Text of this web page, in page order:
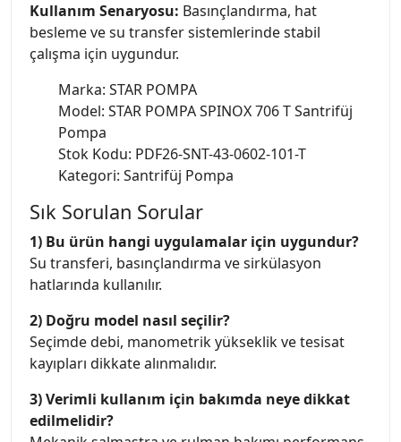
Kullanım Senaryosu: Basınçlandırma, hat
besleme ve su transfer sistemlerinde stabil
çalışma için uygundur.
Marka: STAR POMPA
Model: STAR POMPA SPINOX 706 T Santrifüj
Pompa
Stok Kodu: PDF26-SNT-43-0602-101-T
Kategori: Santrifüj Pompa
Sık Sorulan Sorular
1) Bu ürün hangi uygulamalar için uygundur?
Su transferi, basınçlandırma ve sirkülasyon
hatlarında kullanılır.
2) Doğru model nasıl seçilir?
Seçimde debi, manometrik yükseklik ve tesisat
kayıpları dikkate alınmalıdır.
3) Verimli kullanım için bakımda neye dikkat
edilmelidir?